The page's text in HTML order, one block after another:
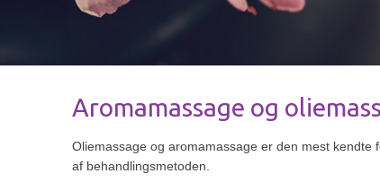
Aromamassage og
Oliemassage og aromamassage er den mest kendte
af behandlingsmetoden.